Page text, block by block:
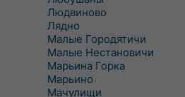
Людвиново
Лядно
Малые Городятичи
Малые Нестановичи
Марьина Горка
Марьино
Мачулищи